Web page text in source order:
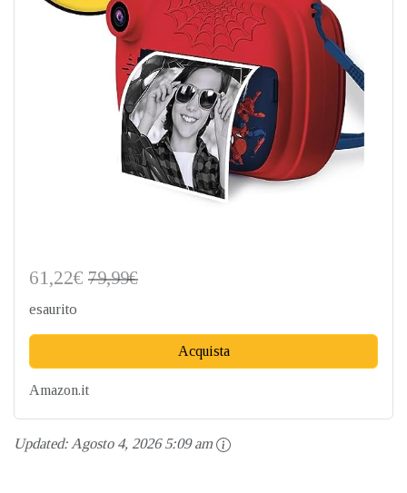
61,22€ 79,99€
esaurito
Acquista
Amazon.it
Updated: Agosto 4, 2026 5:09 am